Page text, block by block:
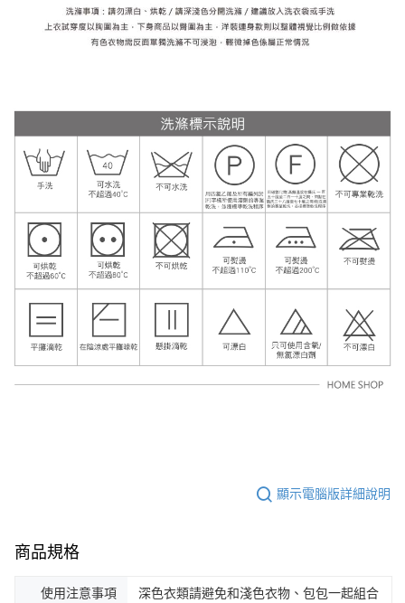
顯示電腦版詳細說明
商品規格
使用注意事項
深色衣類請避免和淺色衣物、包包一起組合